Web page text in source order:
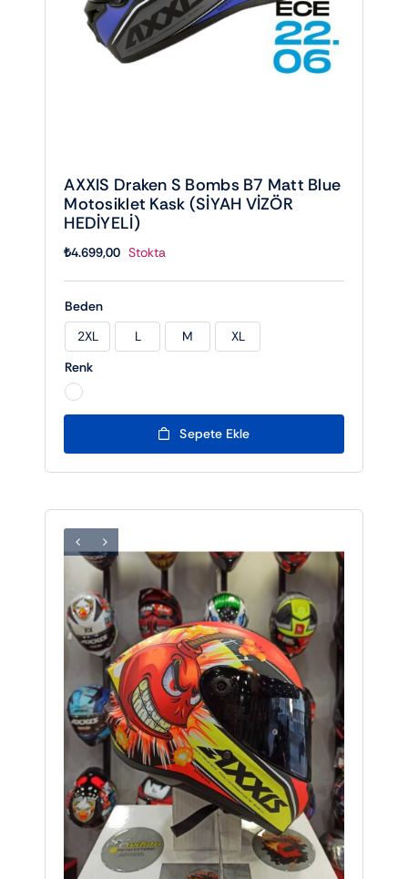
AXXIS Draken S Bombs B7 Matt Blue
Motosiklet Kask (SİYAH VİZÖR
HEDİYELİ)
₺4.699,00 Stokta
Beden
2XL L M
XL
Renk
Sepete Ekle